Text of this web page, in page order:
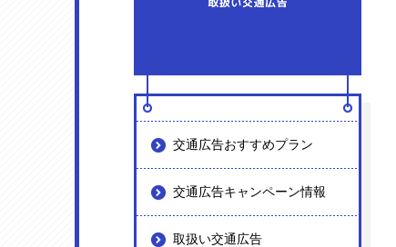
交通広告おすすめプラン
交通広告キャンペーン情報
取扱い交通広告